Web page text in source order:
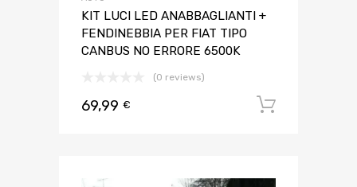
KIT LUCI LED ANABBAGLIANTI +
FENDINEBBIA PER FIAT TIPO
CANBUS NO ERRORE 6500K
(0 reviews)
69,99 €